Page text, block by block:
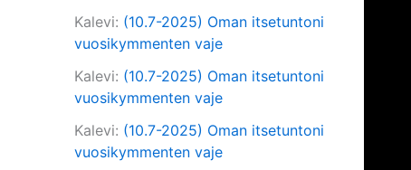
Kalevi: (10.7-2025) Oman itsetuntoni
vuosikymmenten vaje
Kalevi: (10.7-2025) Oman itsetuntoni
vuosikymmenten vaje
Kalevi: (10.7-2025) Oman itsetuntoni
vuosikymmenten vaje